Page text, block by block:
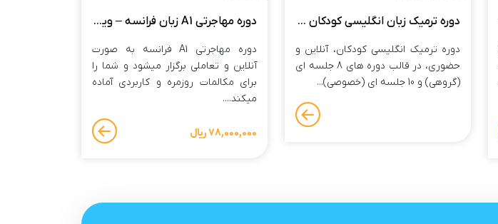
دوره ترمیک زبان انگلیسی کودکان – حضوری و آنلاین
دوره ترمیک انگلیسی کودکان، آنلاین و
حضوری، در قالب دوره های 8 جلسه ای
(گروهی) و 10 جلسه ای (خصوصی)...
دوره مهاجرتی A1 زبان فرانسه – ویژه بزرگسالان
دوره مهاجرتی A1 فرانسه به صورت
آنلاین و تعاملی برگزار میشود و شما را
برای مکالمات روزمره و کاربردی آماده
میکند....
78,000,000 ریال